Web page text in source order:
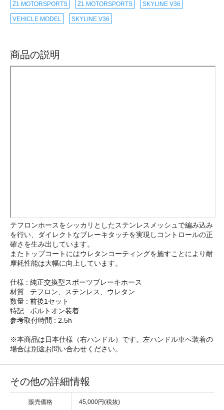
Z1 MOTORSPORTS Z1 MOTORSPORTS SKYLINE V36
VEHICLE MODEL SKYLINE V36
商品の説明
テフロンホースをシッカリとしたステンレスメッシュで編み込み
を行い、ダイレクトなブレーキタッチを実現しコントロールの正
確さを生み出しています。
またトップコートにはウレタンコーティングを施すことにより耐
摩耗性能は大幅に向上しています。
仕様 : 純正交換型スポーツブレーキホース
材質 : テフロン、ステンレス、ウレタン
数量 : 前後1セット
特記 : ボルトオン装着
参考取付時間 : 2.5h
※本商品は日本仕様（右ハンドル）です。左ハンドル車へ装着の
場合は別途お問い合わせください。
その他の詳細情報
販売価格 45,000円(税抜)